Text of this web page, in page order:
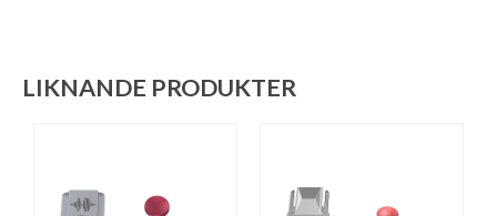
LIKNANDE PRODUKTER